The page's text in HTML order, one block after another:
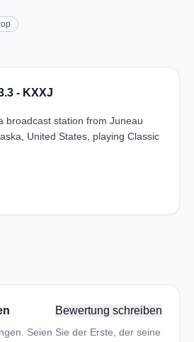
- KXXJ
broadcast station from Juneau
United States, playing Classic
Bewertung schreiben
Seien Sie der Erste, der seine